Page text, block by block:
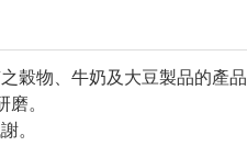
穀物、牛奶及大豆製品的產
。
。